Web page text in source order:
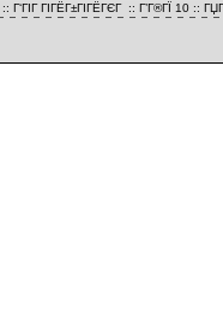
:: Г‘ГІГ ГІГЁГ±ГІГЁГЄГ :: Г’Г®ГЇ 10 ::